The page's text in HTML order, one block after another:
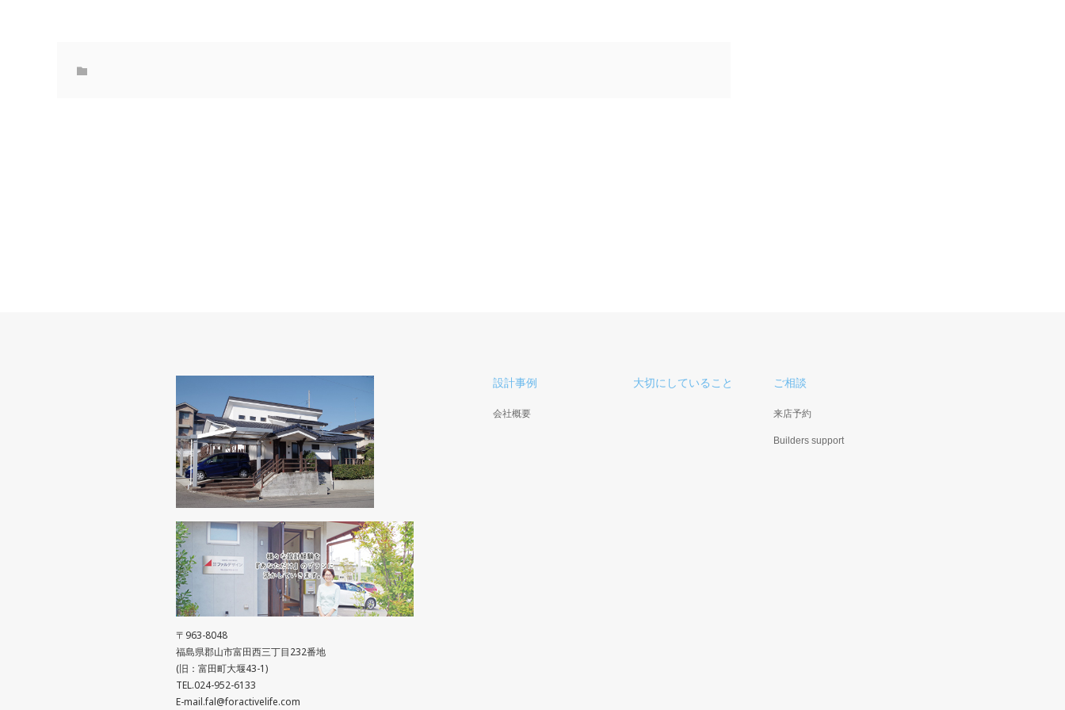
設計事例
会社概要
大切にしていること ご相談
来店予約
Builders support
〒963-8048
福島県郡山市富田西三丁目232番地
(旧：富田町大堰43-1)
TEL.024-952-6133
E-mail.fal@foractivelife.com